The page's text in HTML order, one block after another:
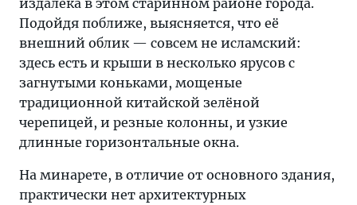
Подойдя поближе, выясняется, что её
внешний облик — совсем не исламский:
здесь есть и крыши в несколько ярусов с
загнутыми коньками, мощеные
традиционной китайской зелёной
черепицей, и резные колонны, и узкие
длинные горизонтальные окна.
На минарете, в отличие от основного здания,
практически нет архитектурных